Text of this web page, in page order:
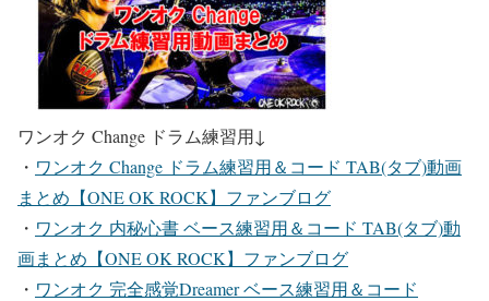
ワンオク Change ドラム練習用 ↓
・ ワンオク Change ドラム練習用＆コード TAB(タブ)動画
まとめ【ONE OK ROCK】ファンブログ
・ ワンオク 内秘心書 ベース練習用＆コード TAB(タブ)動
画まとめ【ONE OK ROCK】ファンブログ
・ ワンオク 完全感覚Dreamer ベース練習用＆コード